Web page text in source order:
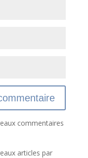
commentaires
articles par